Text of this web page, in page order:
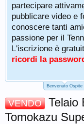
partecipare
pubblicare video e
conoscere tanti
passione per il
L'iscrizione è
ricordi la
Benvenuto Ospite
VENDO
Telaio
Tomokazu